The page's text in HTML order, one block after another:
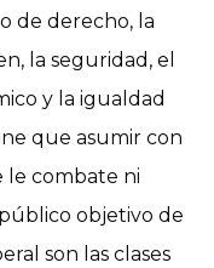
de derecho, la
la seguridad, el
y la igualdad
que asumir con
le combate ni
objetivo de
son las clases